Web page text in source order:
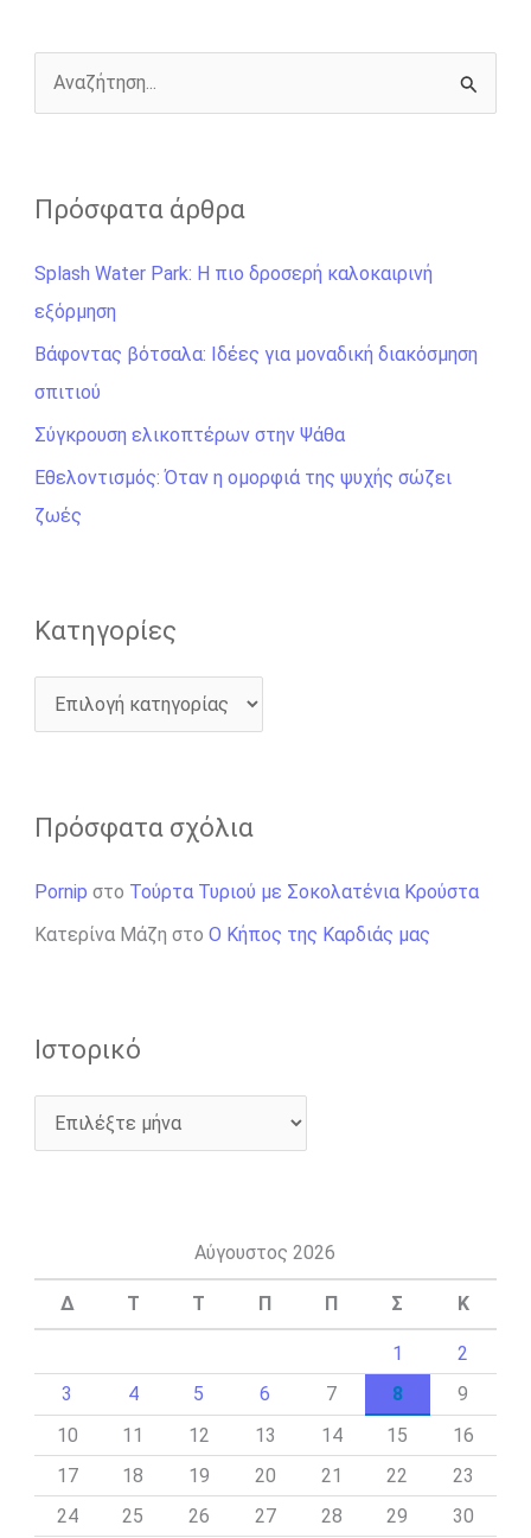
k
e
r
k
ζ
τ
η
σ
η
γ
ι
α
Πρόσφατα άρθρα
Splash Water Park: Η πιο δροσερή καλοκαιρινή
εξόρμηση
Βάφοντας βότσαλα: Ιδέες για μοναδική διακόσμηση
σπιτιού
Σύγκρουση ελικοπτέρων στην Ψάθα
Εθελοντισμός: Όταν η ομορφιά της ψυχής σώζει
ζωές
Kατηγορίες
Πρόσφατα σχόλια
Pornip στο Τούρτα Τυριού με Σοκολατένια Κρούστα
Κατερίνα Μάζη στο Ο Κήπος της Καρδιάς μας
Ιστορικό
Αύγουστος 2026
Δ Τ Τ Π Π Σ Κ
1
2
3
4 5 6 7 8
9
10
11 12 13 14 15
16
17
18 19 20 21 22
23
24
25 26 27 28 29 30